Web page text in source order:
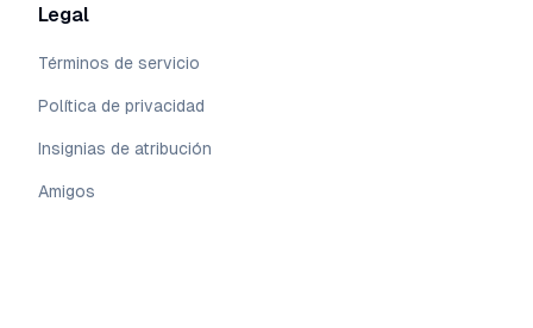
Legal
Términos de servicio
Política de privacidad
Insignias de atribución
Amigos